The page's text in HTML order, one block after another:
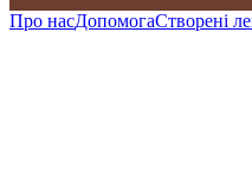
Про насДопомогаСтворені